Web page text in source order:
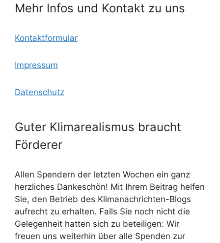
Mehr Infos und Kontakt zu uns
Kontaktformular
Impressum
Datenschutz
Guter Klimarealismus braucht
Förderer
Allen Spendern der letzten Wochen ein ganz
herzliches Dankeschön! Mit Ihrem Beitrag helfen
Sie, den Betrieb des Klimanachrichten-Blogs
aufrecht zu erhalten. Falls Sie noch nicht die
Gelegenheit hatten sich zu beteiligen: Wir
freuen uns weiterhin über alle Spenden zur